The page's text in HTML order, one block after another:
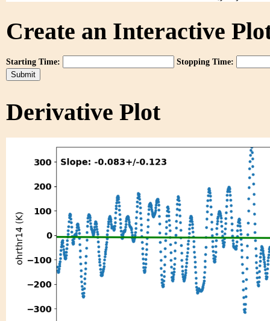
Create an Interactive
Starting Time: Stopping Time:
Derivative Plot